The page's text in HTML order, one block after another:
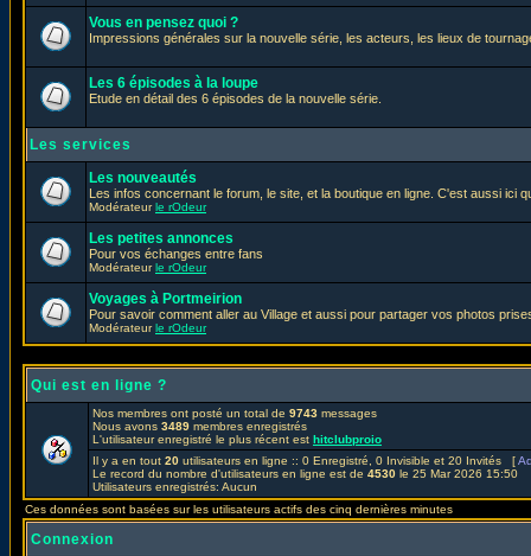
Vous en pensez quoi ?
Impressions générales sur la nouvelle série, les acteurs, les lieux de
Les 6 épisodes à la loupe
Etude en détail des 6 épisodes de la nouvelle série.
Les services
Les nouveautés
Les infos concernant le forum, le site, et la boutique en ligne. C'est aussi ici
Modérateurle rOdeur
Les petites annonces
Pour vos échanges entre fans
Modérateurle rOdeur
Voyages à Portmeirion
Pour savoir comment aller au Village et aussi pour partager vos photos
Modérateurle rOdeur
Qui est en ligne ?
Nos membres ont posté un total de 9743 messages
Nous avons 3489 membres enregistrés
L'utilisateur enregistré le plus récent est hitclubproio
Il y a en tout 20 utilisateurs en ligne :: 0 Enregistré, 0 Invisible et 20 Invités [
Le record du nombre d'utilisateurs en ligne est de 4530 le 25 Mar 2026 15:50
Utilisateurs enregistrés: Aucun
Ces données sont basées sur les utilisateurs actifs des cinq dernières minutes
Connexion